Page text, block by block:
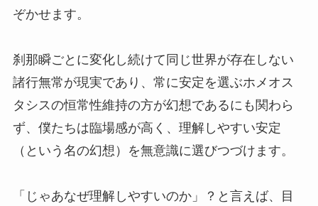
ぞかせます。
刹那瞬ごとに変化し続けて同じ世界が存在しない
諸行無常が現実であり、常に安定を選ぶホメオス
タシスの恒常性維持の方が幻想であるにも関わら
ず、僕たちは臨場感が高く、理解しやすい安定
（という名の幻想）を無意識に選びつづけます。
「じゃあなぜ理解しやすいのか」？と言えば、目